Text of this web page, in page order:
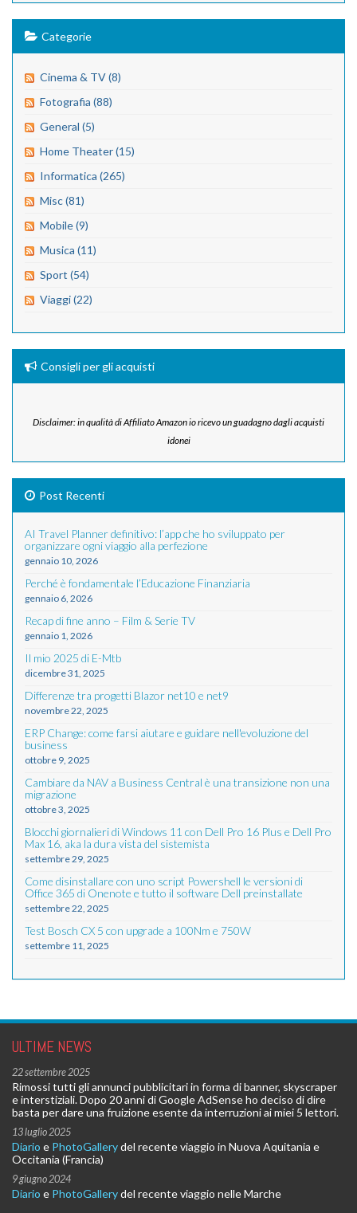
Categorie
Cinema & TV (8)
Fotografia (88)
General (5)
Home Theater (15)
Informatica (265)
Misc (81)
Mobile (9)
Musica (11)
Sport (54)
Viaggi (22)
Consigli per gli acquisti
Disclaimer: in qualità di Affiliato Amazon io ricevo un guadagno dagli acquisti
idonei
Post Recenti
AI Travel Planner definitivo: l’app che ho sviluppato per
organizzare ogni viaggio alla perfezione
gennaio 10, 2026
Perché è fondamentale l’Educazione Finanziaria
gennaio 6, 2026
Recap di fine anno – Film & Serie TV
gennaio 1, 2026
Il mio 2025 di E-Mtb
dicembre 31, 2025
Differenze tra progetti Blazor net10 e net9
novembre 22, 2025
ERP Change: come farsi aiutare e guidare nell'evoluzione del
business
ottobre 9, 2025
Cambiare da NAV a Business Central è una transizione non una
migrazione
ottobre 3, 2025
Blocchi giornalieri di Windows 11 con Dell Pro 16 Plus e Dell Pro
Max 16, aka la dura vista del sistemista
settembre 29, 2025
Come disinstallare con uno script Powershell le versioni di
Office 365 di Onenote e tutto il software Dell preinstallate
settembre 22, 2025
Test Bosch CX 5 con upgrade a 100Nm e 750W
settembre 11, 2025
ULTIME NEWS
22 settembre 2025
Rimossi tutti gli annunci pubblicitari in forma di banner, skyscraper
e interstiziali. Dopo 20 anni di Google AdSense ho deciso di dire
basta per dare una fruizione esente da interruzioni ai miei 5 lettori.
13 luglio 2025
Diario e PhotoGallerydel recente viaggio in Nuova Aquitania e
Occitania (Francia)
9 giugno 2024
Diario e PhotoGallerydel recente viaggio nelle Marche